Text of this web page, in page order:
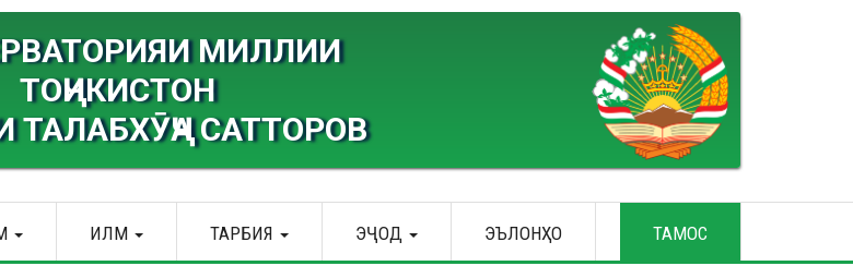
МИЛЛИИ
ТОҶИКИСТОН
ТАЛАБХӮҶА САТТОРОВ
ИЛМ ТАРБИЯ ЭҶОД ЭЪЛОНҲО ТАМОС